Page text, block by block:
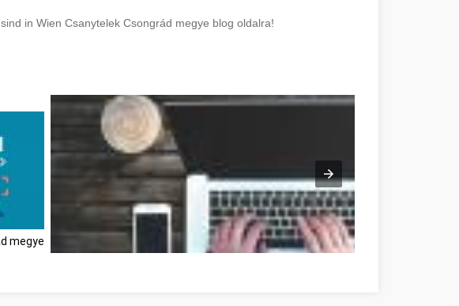
in Wien Csanytelek Csongrád megye blog oldalra!
megye